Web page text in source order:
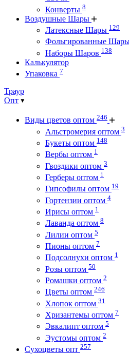
Конверты 8
Воздушные Шары
Латексные Шары 129
Фольгированные
Наборы Шаров 138
Калькулятор
Упаковка 7
Траур
Опт
Виды цветов оптом 246
Альстромерия оптом 3
Букеты оптом 148
Вербы оптом 1
Гвоздики оптом 3
Герберы оптом 1
Гипсофилы оптом 19
Гортензии оптом 4
Ирисы оптом 1
Лаванда оптом 8
Лилии оптом 5
Пионы оптом 7
Подсолнухи оптом 1
Розы оптом 50
Ромашки оптом 2
Цветы оптом 246
Хлопок оптом 31
Хризантемы оптом 7
Эвкалипт оптом 5
Эустомы оптом 2
Сухоцветы опт 257